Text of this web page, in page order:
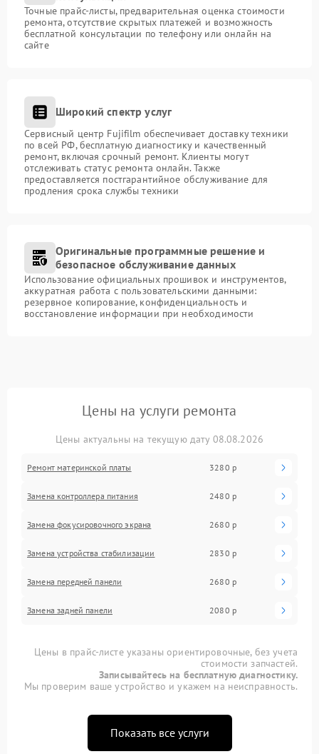
Точные прайс-листы, предварительная оценка стоимости
ремонта, отсутствие скрытых платежей и возможность
бесплатной консультации по телефону или онлайн на
сайте
Широкий спектр услуг
Сервисный центр Fujifilm обеспечивает доставку техники
по всей РФ, бесплатную диагностику и качественный
ремонт, включая срочный ремонт. Клиенты могут
отслеживать статус ремонта онлайн. Также
предоставляется постгарантийное обслуживание для
продления срока службы техники
Оригинальные программные решение и
безопасное обслуживание данных
Использование официальных прошивок и инструментов,
аккуратная работа с пользовательскими данными:
резервное копирование, конфиденциальность и
восстановление информации при необходимости
Цены на услуги ремонта
Цены актуальны на текущую дату 08.08.2026
Ремонт материнской платы 3280 р
Замена контроллера питания 2480 р
Замена фокусировочного экрана 2680 р
Замена устройства стабилизации 2830 р
Замена передней панели 2680 р
Замена задней панели 2080 р
Цены в прайс-листе указаны ориентировочные, без учета
стоимости запчастей.
Записывайтесь на бесплатную диагностику.
Мы проверим ваше устройство и укажем на неисправность.
Показать все услуги